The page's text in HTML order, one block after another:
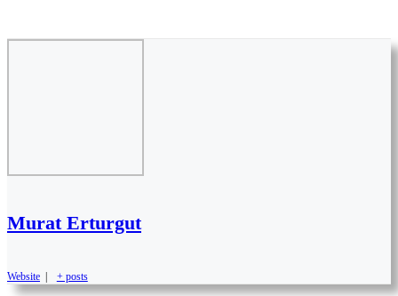
Murat Erturgut
Website + posts